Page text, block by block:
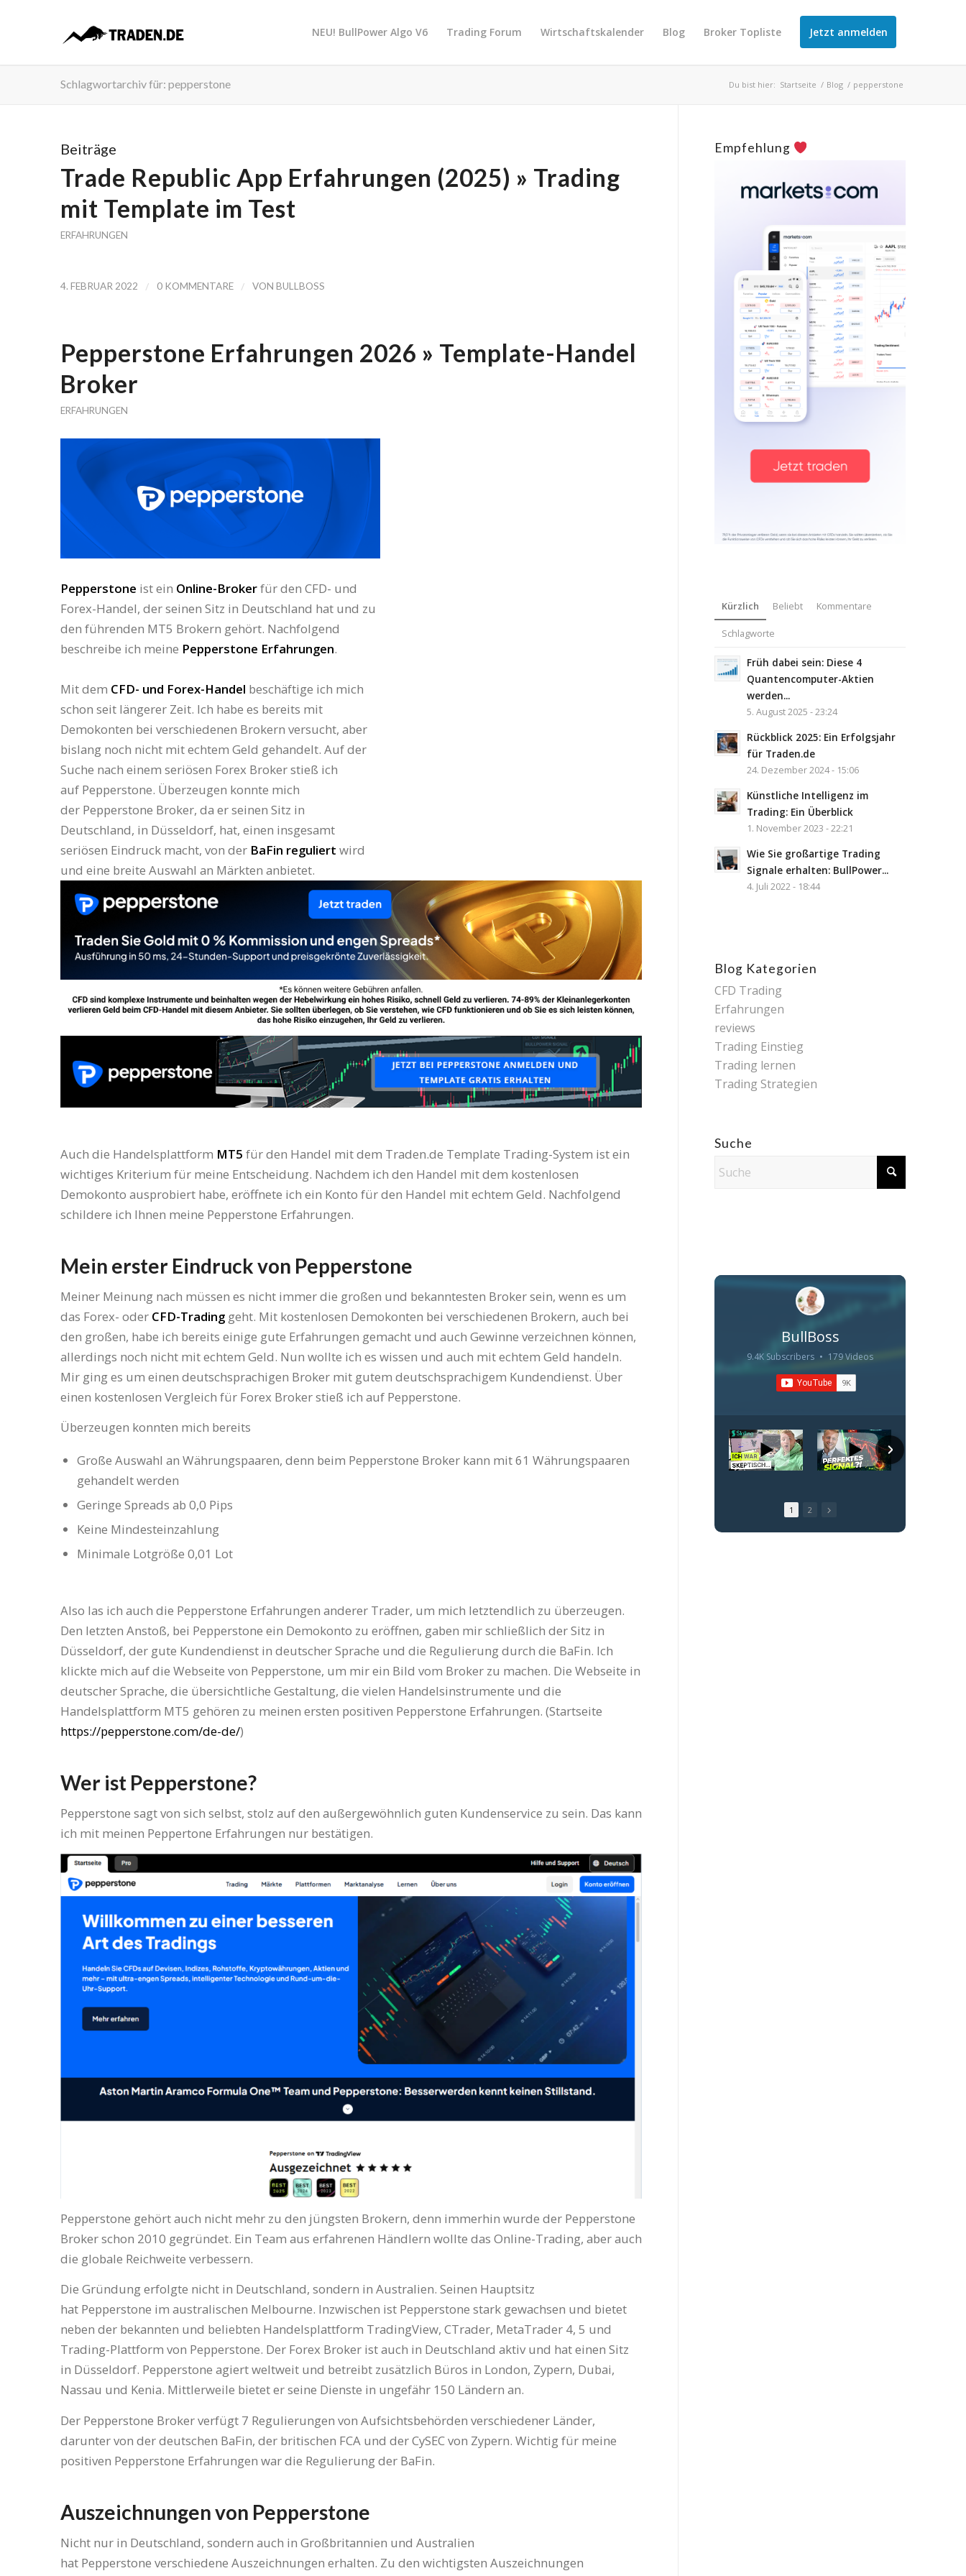
NEU! BullPower Algo V6 Trading Forum Wirtschaftskalender Blog Broker Topliste Jetzt anmelden
Schlagwortarchiv für: pepperstone Du bist hier: Startseite / Blog / pepperstone
Beiträge
Trade Republic App Erfahrungen (2025) » Trading
mit Template im Test
ERFAHRUNGEN
4. FEBRUAR 2022 / 0 KOMMENTARE / VON BULLBOSS
Pepperstone Erfahrungen 2026 » Template-Handel
Broker
ERFAHRUNGEN
Pepperstone ist ein Online-Brokerfür den CFD- und
Forex-Handel, der seinen Sitz in Deutschland hat und zu
den führenden MT5 Brokern gehört. Nachfolgend
beschreibe ich meine Pepperstone Erfahrungen.
Mit dem CFD- und Forex-Handel beschäftige ich mich
schon seit längerer Zeit. Ich habe es bereits mit
Demokonten bei verschiedenen Brokern versucht, aber
bislang noch nicht mit echtem Geld gehandelt. Auf der
Suche nach einem seriösen Forex Broker stieß ich
auf Pepperstone. Überzeugen konnte mich
der Pepperstone Broker, da er seinen Sitz in
Deutschland, in Düsseldorf, hat, einen insgesamt
seriösen Eindruck macht, von der BaFin reguliert wird
und eine breite Auswahl an Märkten anbietet.
Auch die Handelsplattform MT5 für den Handel mit dem Traden.de Template Trading-System ist ein
wichtiges Kriterium für meine Entscheidung. Nachdem ich den Handel mit dem kostenlosen
Demokonto ausprobiert habe, eröffnete ich ein Konto für den Handel mit echtem Geld. Nachfolgend
schildere ich Ihnen meine Pepperstone Erfahrungen.
Mein erster Eindruck von Pepperstone
Meiner Meinung nach müssen es nicht immer die großen und bekanntesten Broker sein, wenn es um
das Forex- oder CFD-Tradinggeht. Mit kostenlosen Demokonten bei verschiedenen Brokern, auch bei
den großen, habe ich bereits einige gute Erfahrungen gemacht und auch Gewinne verzeichnen können,
allerdings noch nicht mit echtem Geld. Nun wollte ich es wissen und auch mit echtem Geld handeln.
Mir ging es um einen deutschsprachigen Broker mit gutem deutschsprachigem Kundendienst. Über
einen kostenlosen Vergleich für Forex Broker stieß ich auf Pepperstone.
Überzeugen konnten mich bereits
Große Auswahl an Währungspaaren, denn beim Pepperstone Broker kann mit 61 Währungspaaren
gehandelt werden
Geringe Spreads ab 0,0 Pips
Keine Mindesteinzahlung
Minimale Lotgröße 0,01 Lot
Also las ich auch die Pepperstone Erfahrungen anderer Trader, um mich letztendlich zu überzeugen.
Den letzten Anstoß, bei Pepperstone ein Demokonto zu eröffnen, gaben mir schließlich der Sitz in
Düsseldorf, der gute Kundendienst in deutscher Sprache und die Regulierung durch die BaFin. Ich
klickte mich auf die Webseite von Pepperstone, um mir ein Bild vom Broker zu machen. Die Webseite in
deutscher Sprache, die übersichtliche Gestaltung, die vielen Handelsinstrumente und die
Handelsplattform MT5 gehören zu meinen ersten positiven Pepperstone Erfahrungen. (Startseite
https://pepperstone.com/de-de/)
Wer ist Pepperstone?
Pepperstone sagt von sich selbst, stolz auf den außergewöhnlich guten Kundenservice zu sein. Das kann
ich mit meinen Peppertone Erfahrungen nur bestätigen.
Pepperstone gehört auch nicht mehr zu den jüngsten Brokern, denn immerhin wurde der Pepperstone
Broker schon 2010 gegründet. Ein Team aus erfahrenen Händlern wollte das Online-Trading, aber auch
die globale Reichweite verbessern.
Die Gründung erfolgte nicht in Deutschland, sondern in Australien. Seinen Hauptsitz
hat Pepperstone im australischen Melbourne. Inzwischen ist Pepperstone stark gewachsen und bietet
neben der bekannten und beliebten Handelsplattform TradingView, CTrader, MetaTrader 4, 5 und
Trading-Plattform von Pepperstone. Der Forex Broker ist auch in Deutschland aktiv und hat einen Sitz
in Düsseldorf. Pepperstone agiert weltweit und betreibt zusätzlich Büros in London, Zypern, Dubai,
Nassau und Kenia. Mittlerweile bietet er seine Dienste in ungefähr 150 Ländern an.
Der Pepperstone Broker verfügt 7 Regulierungen von Aufsichtsbehörden verschiedener Länder,
darunter von der deutschen BaFin, der britischen FCA und der CySEC von Zypern. Wichtig für meine
positiven Pepperstone Erfahrungen war die Regulierung der BaFin.
Auszeichnungen von Pepperstone
Nicht nur in Deutschland, sondern auch in Großbritannien und Australien
hat Pepperstone verschiedene Auszeichnungen erhalten. Zu den wichtigsten Auszeichnungen
Empfehlung
Kürzlich Beliebt Kommentare
Schlagworte
Früh dabei sein: Diese 4
Quantencomputer-Aktien
werden...
5. August 2025 - 23:24
Rückblick 2025: Ein Erfolgsjahr
für Traden.de
24. Dezember 2024 - 15:06
Künstliche Intelligenz im
Trading: Ein Überblick
1. November 2023 - 22:21
Wie Sie großartige Trading
Signale erhalten: BullPower...
4. Juli 2022 - 18:44
Blog Kategorien
CFD Trading
Erfahrungen
reviews
Trading Einstieg
Trading lernen
Trading Strategien
Suche
BullBoss
9.4K Subscribers • 179 Videos
1 2